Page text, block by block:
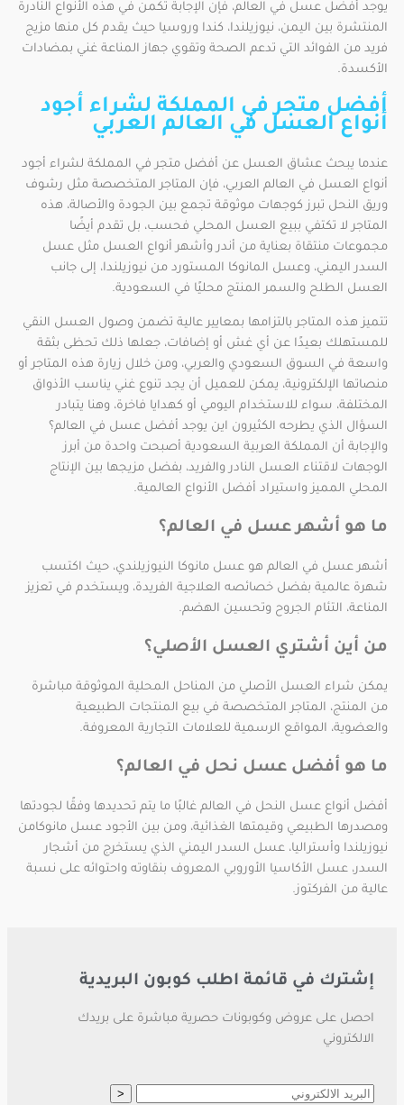
يوجد أفضل عسل في العالم، فإن الإجابة تكمن في هذه الأنواع النادرة
المنتشرة بين اليمن، نيوزيلندا، كندا وروسيا حيث يقدم كل منها مزيج
فريد من الفوائد التي تدعم الصحة وتقوي جهاز المناعة غني بمضادات
الأكسدة.
أفضل متجر في المملكة لشراء أجود
أنواع العسل في العالم العربي
عندما يبحث عشاق العسل عن أفضل متجر في المملكة لشراء أجود
أنواع العسل في العالم العربي، فإن المتاجر المتخصصة مثل رشوف
وريق النحل تبرز كوجهات موثوقة تجمع بين الجودة والأصالة، هذه
المتاجر لا تكتفي ببيع العسل المحلي فحسب، بل تقدم أيضًا
مجموعات منتقاة بعناية من أندر وأشهر أنواع العسل مثل عسل
السدر اليمني، وعسل المانوكا المستورد من نيوزيلندا، إلى جانب
العسل الطلح والسمر المنتج محليًا في السعودية.
تتميز هذه المتاجر بالتزامها بمعايير عالية تضمن وصول العسل النقي
للمستهلك بعيدًا عن أي غش أو إضافات، جعلها ذلك تحظى بثقة
واسعة في السوق السعودي والعربي، ومن خلال زيارة هذه المتاجر أو
منصاتها الإلكترونية، يمكن للعميل أن يجد تنوع غني يناسب الأذواق
المختلفة، سواء للاستخدام اليومي أو كهدايا فاخرة، وهنا يتبادر
السؤال الذي يطرحه الكثيرون اين يوجد أفضل عسل في العالم؟
والإجابة أن المملكة العربية السعودية أصبحت واحدة من أبرز
الوجهات لاقتناء العسل النادر والفريد، بفضل مزيجها بين الإنتاج
المحلي المميز واستيراد أفضل الأنواع العالمية.
ما هو أشهر عسل في العالم؟
أشهر عسل في العالم هو عسل مانوكا النيوزيلندي، حيث اكتسب
شهرة عالمية بفضل خصائصه العلاجية الفريدة، ويستخدم في تعزيز
المناعة، التئام الجروح وتحسين الهضم.
من أين أشتري العسل الأصلي؟
يمكن شراء العسل الأصلي من المناحل المحلية الموثوقة مباشرة
من المنتج، المتاجر المتخصصة في بيع المنتجات الطبيعية
والعضوية، المواقع الرسمية للعلامات التجارية المعروفة.
ما هو أفضل عسل نحل في العالم؟
أفضل أنواع عسل النحل في العالم غالبًا ما يتم تحديدها وفقًا لجودتها
ومصدرها الطبيعي وقيمتها الغذائية، ومن بين الأجود عسل مانوكامن
نيوزيلندا وأستراليا، عسل السدر اليمني الذي يستخرج من أشجار
السدر، عسل الأكاسيا الأوروبي المعروف بنقاوته واحتوائه على نسبة
عالية من الفركتوز.
إشترك في قائمة اطلب كوبون البريدية
احصل على عروض وكوبونات حصرية مباشرة على بريدك
الالكتروني